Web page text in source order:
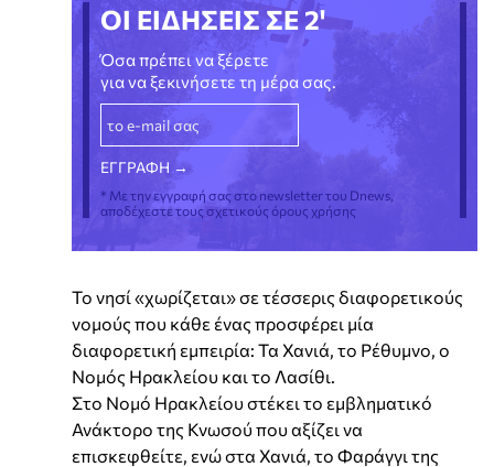
ΟΙ ΕΙΔΗΣΕΙΣ ΣΕ 2'
Όσα πρέπει να ξέρετε
για να ξεκινήσετε τη μέρα σας.
* Με την εγγραφή σας στο newsletter του Dnews,
αποδέχεστε τους σχετικούς όρους χρήσης
Το νησί «χωρίζεται» σε τέσσερις διαφορετικούς
νομούς που κάθε ένας προσφέρει μία
διαφορετική εμπειρία: Τα Χανιά, το Ρέθυμνο, ο
Νομός Ηρακλείου και το Λασίθι.
Στο Νομό Ηρακλείου στέκει το εμβληματικό
Ανάκτορο της Κνωσού που αξίζει να
επισκεφθείτε, ενώ στα Χανιά, το Φαράγγι της